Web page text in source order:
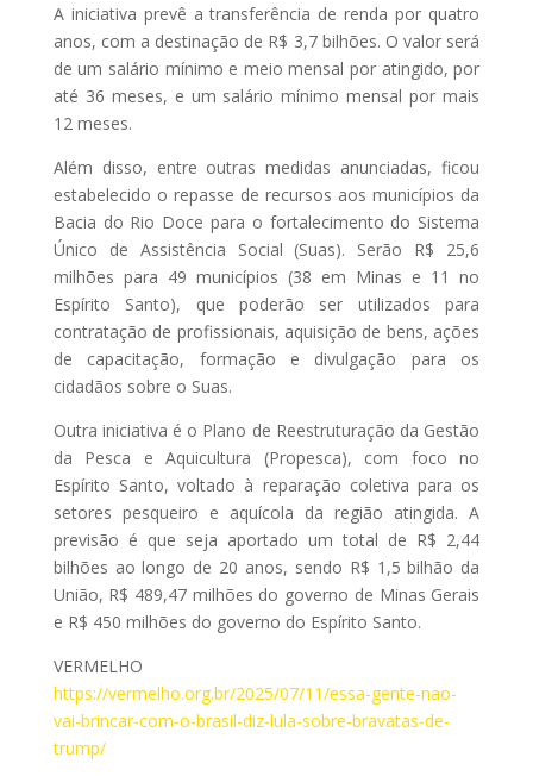
A iniciativa prevê a transferência de renda por quatro
anos, com a destinação de R$ 3,7 bilhões. O valor será
de um salário mínimo e meio mensal por atingido, por
até 36 meses, e um salário mínimo mensal por mais
12 meses.
Além disso, entre outras medidas anunciadas, ficou
estabelecido o repasse de recursos aos municípios da
Bacia do Rio Doce para o fortalecimento do Sistema
Único de Assistência Social (Suas). Serão R$ 25,6
milhões para 49 municípios (38 em Minas e 11 no
Espírito Santo), que poderão ser utilizados para
contratação de profissionais, aquisição de bens, ações
de capacitação, formação e divulgação para os
cidadãos sobre o Suas.
Outra iniciativa é o Plano de Reestruturação da Gestão
da Pesca e Aquicultura (Propesca), com foco no
Espírito Santo, voltado à reparação coletiva para os
setores pesqueiro e aquícola da região atingida. A
previsão é que seja aportado um total de R$ 2,44
bilhões ao longo de 20 anos, sendo R$ 1,5 bilhão da
União, R$ 489,47 milhões do governo de Minas Gerais
e R$ 450 milhões do governo do Espírito Santo.
VERMELHO
https://vermelho.org.br/2025/07/11/essa-gente-nao-
vai-brincar-com-o-brasil-diz-lula-sobre-bravatas-de-
trump/